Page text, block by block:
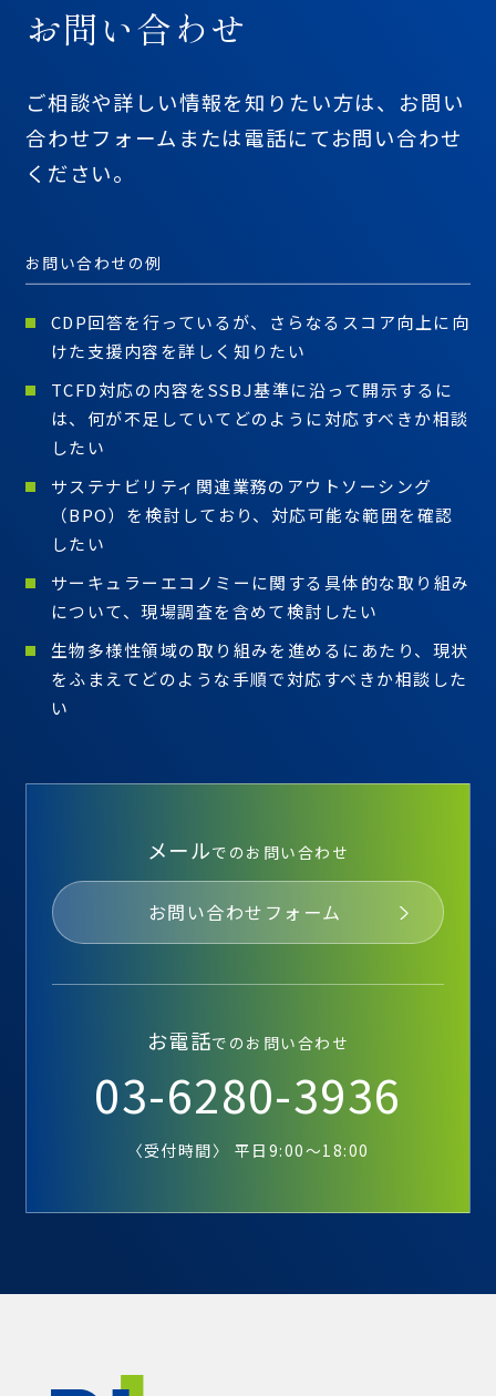
お問い合わせ
ご相談や詳しい情報を知りたい方は、 お問い
合わせフォームまたは電話にてお問い合わせ
ください。
お問い合わせの例
CDP回答を行っているが、さらなるスコア向上に向
けた支援内容を詳しく知りたい
TCFD対応の内容をSSBJ基準に沿って開示するに
は、何が不足していてどのように対応すべきか相談
したい
サステナビリティ関連業務のアウトソーシング
（BPO）を検討しており、対応可能な範囲を確認
したい
サーキュラーエコノミーに関する具体的な取り組み
について、現場調査を含めて検討したい
生物多様性領域の取り組みを進めるにあたり、現状
をふまえてどのような手順で対応すべきか相談した
い
メールでのお問い合わせ
お問い合わせフォーム
お電話でのお問い合わせ
03-6280-3936
〈受付時間〉 平日9:00～18:00